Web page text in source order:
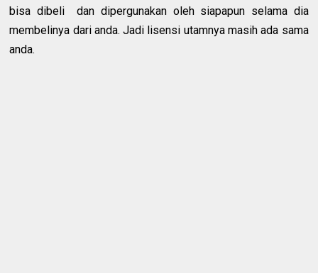
bisa dibeli dan dipergunakan oleh siapapun selama dia
membelinya dari anda. Jadi lisensi utamnya masih ada sama
anda.